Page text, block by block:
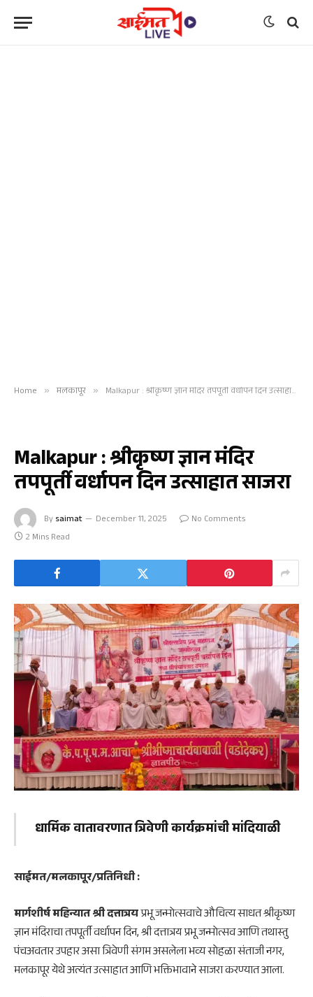
Home » मलकापूर » Malkapur : श्रीकृष्ण ज्ञान मंदिर तपपूर्ती वर्धापन दिन उत्साहात साजरा
Malkapur : श्रीकृष्ण ज्ञान मंदिर
तपपूर्ती वर्धापन दिन उत्साहात साजरा
By saimat December 11, 2025
No Comments
2 Mins Read
धार्मिक वातावरणात त्रिवेणी कार्यक्रमांची मांदियाळी
साईमत/मलकापूर/प्रतिनिधी :
मार्गशीर्ष महिन्यात श्री दत्तात्रयप्रभू जन्मोत्सवाचे औचित्य साधत श्रीकृष्ण
ज्ञान मंदिराचा तपपूर्ती वर्धापन दिन, श्री दत्तात्रय प्रभू जन्मोत्सव आणि तथास्तु
पंचअवतार उपहार असा त्रिवेणी संगम असलेला भव्य सोहळा संताजी नगर,
मलकापूर येथे अत्यंत उत्साहात आणि भक्तिभावाने साजरा करण्यात आला.